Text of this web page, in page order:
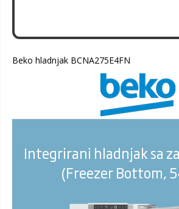
Beko hladnjak BCNA275E4FN
Integrirani hladnjak sa
(Freezer Bottom,